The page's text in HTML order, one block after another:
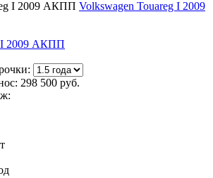
Volkswagen Touareg I 2009
I 2009 АКПП
298 500 руб.